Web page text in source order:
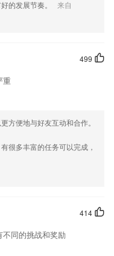
的发展节奏。
来自
499
重
方便地与好友互动和合作。
很多丰富的任务可以完成，
414
同的挑战和奖励